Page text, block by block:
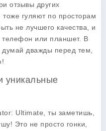
отзывы других
гуляют по просторам
не лучшего качества, и
телефон или планшет. В
дважды перед тем,
уникальные
Ultimate , ты заметишь,
Это не просто гонки,